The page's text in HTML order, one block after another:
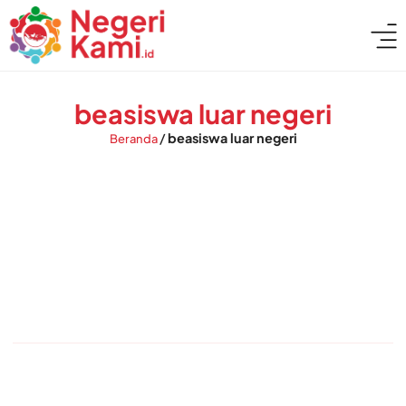
beasiswa luar negeri
Beranda/beasiswa luar negeri